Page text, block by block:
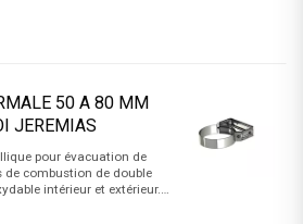
50 A 80 MM
JEREMIAS
pour évacuation de
de combustion de double
intérieur et extérieur.…